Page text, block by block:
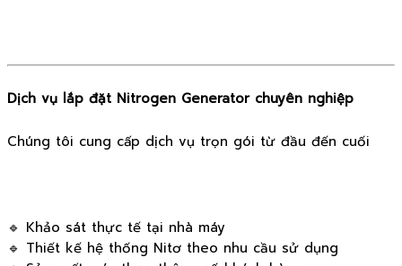
Dịch vụ lắp đặt Nitrogen Generator chuyên nghiệp
Chúng tôi cung cấp dịch vụ trọn gói từ đầu đến cuối
🔹 Khảo sát thực tế tại nhà máy
🔹 Thiết kế hệ thống Nitơ theo nhu cầu sử dụng